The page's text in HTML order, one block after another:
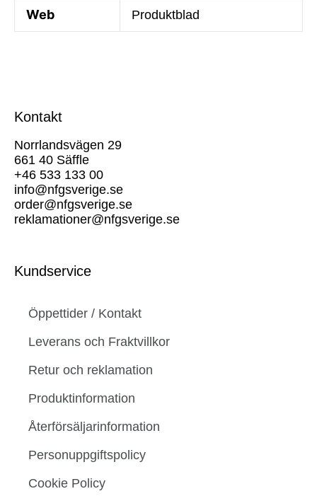
Web Produktblad
Kontakt
Norrlandsvägen 29
661 40 Säffle
+46 533 133 00
info@nfgsverige.se
order@nfgsverige.se
reklamationer@nfgsverige.se
Kundservice
Öppettider / Kontakt
Leverans och Fraktvillkor
Retur och reklamation
Produktinformation
Återförsäljarinformation
Personuppgiftspolicy
Cookie Policy